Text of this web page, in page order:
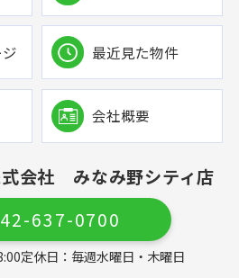
最近見た物件
会社概要
会社 みなみ野シティ店
637-0700
定休日：毎週水曜日・木曜日